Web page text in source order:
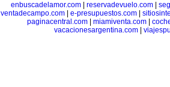
enbuscadelamor.com
reservadevuelo.com
ventadecampo.com
e-presupuestos.com
paginacentral.com| miamiventa.com|
vacacionesargentina.com